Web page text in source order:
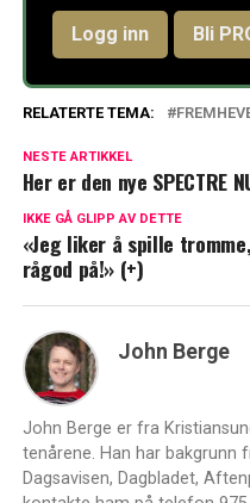
Logg inn Bli
RELATERTE TEMA:
NESTE ARTIKKEL
Her er den nye SPECTRE
IKKE GÅ GLIPP AV DETTE
«Jeg liker å spille
rågod på!» (+)
John Berge
John Berge er fra
tenårene. Han har bakgrunn
Dagsavisen, Dagbladet,